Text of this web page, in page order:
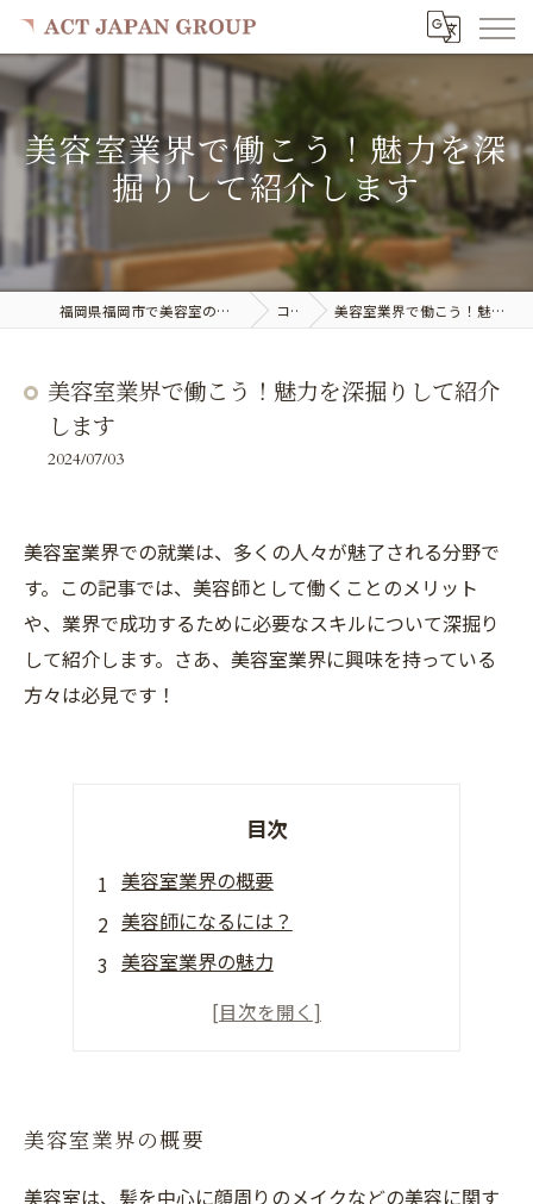
美容室業界で働こう！魅力を深
掘りして紹介します
福岡県福岡市で美容室の求人ならACT JAPAN GROUP コラム 美容室業界で働こう！魅力を深掘りして紹介します
美容室業界で働こう！魅力を深掘りして紹介
します
2024/07/03
美容室業界での就業は、多くの人々が魅了される分野で
す。この記事では、美容師として働くことのメリット
や、業界で成功するために必要なスキルについて深掘り
して紹介します。さあ、美容室業界に興味を持っている
方々は必見です！
目次
美容室業界の概要
美容師になるには？
美容室業界の魅力
美容室の仕事内容
美容室業界の概要
美容室は、髪を中心に顔周りのメイクなどの美容に関す